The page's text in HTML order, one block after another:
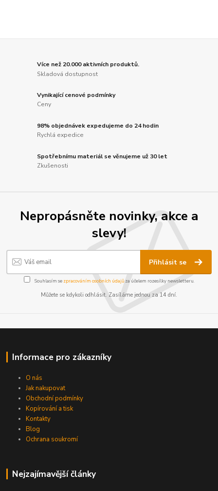
Více než 20.000 aktivních produktů.
Skladová dostupnost
Vynikající cenové podmínky
Ceny
98% objednávek expedujeme do 24 hodin
Rychlá expedice
Spotřebnímu materiál se věnujeme už 30 let
Zkušenosti
Nepropásněte novinky, akce a
slevy!
Přihlásit se
Souhlasím se zpracováním osobních údajůza účelem rozesílky newsletteru.
Můžete se kdykoli odhlásit. Zasíláme jednou za 14 dní.
Informace pro zákazníky
O nás
Jak nakupovat
Obchodní podmínky
Kopírování a tisk
Kontakty
Blog
Ochrana soukromí
Nejzajímavější články